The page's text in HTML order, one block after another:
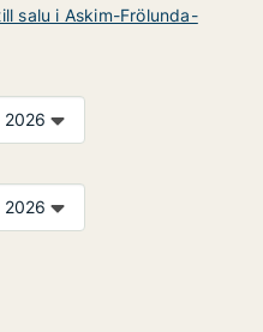
salu i Askim-Frölunda-